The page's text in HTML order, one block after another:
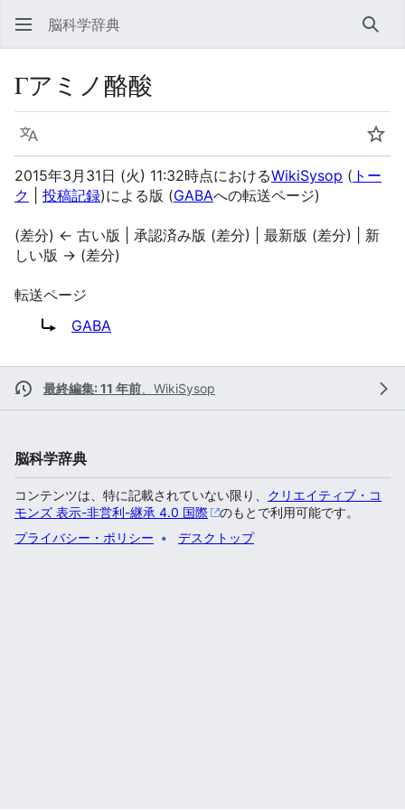
脳科学辞典 検索
Γアミノ酪酸
言語
ウ
2015年3月31日 (火) 11:32時点におけるWikiSysop ( トー
ク
投稿記録)による版 (GABAへの転送ページ)
(差分) ← 古い版 | 承認済み版 (差分) | 最新版 (差分) | 新
しい版 → (差分)
転送ページ
転送先:
GABA
最終編集: 11 年前 WikiSysop
脳科学辞典
コンテンツは、特に記載されていない限り、 クリエイティブ・コ
モンズ 表示-非営利-継承 4.0 国際
のもとで利用可能です。
プライバシー・ポリシー
デスクトップ